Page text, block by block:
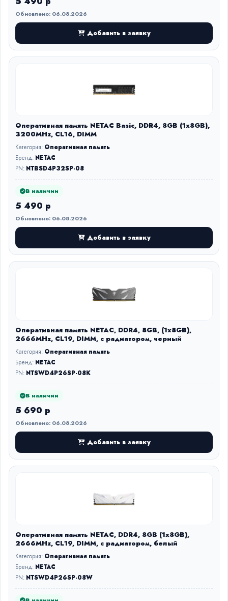
Обновлено: 06.08.2026
Добавить в заявку
Оперативная память NETAC Basic, DDR4, 8GB (1x8GB),
3200MHz, CL16, DIMM
Категория: Оперативная память
Бренд: NETAC
PN: NTBSD4P32SP-08
В наличии
5 490 р
Обновлено: 06.08.2026
Добавить в заявку
Оперативная память NETAC, DDR4, 8GB, (1x8GB),
2666MHz, CL19, DIMM, с радиатором, черный
Категория: Оперативная память
Бренд: NETAC
PN: NTSWD4P26SP-08K
В наличии
5 690 р
Обновлено: 06.08.2026
Добавить в заявку
Оперативная память NETAC, DDR4, 8GB (1x8GB),
2666MHz, CL19, DIMM, с радиатором, белый
Категория: Оперативная память
Бренд: NETAC
PN: NTSWD4P26SP-08W